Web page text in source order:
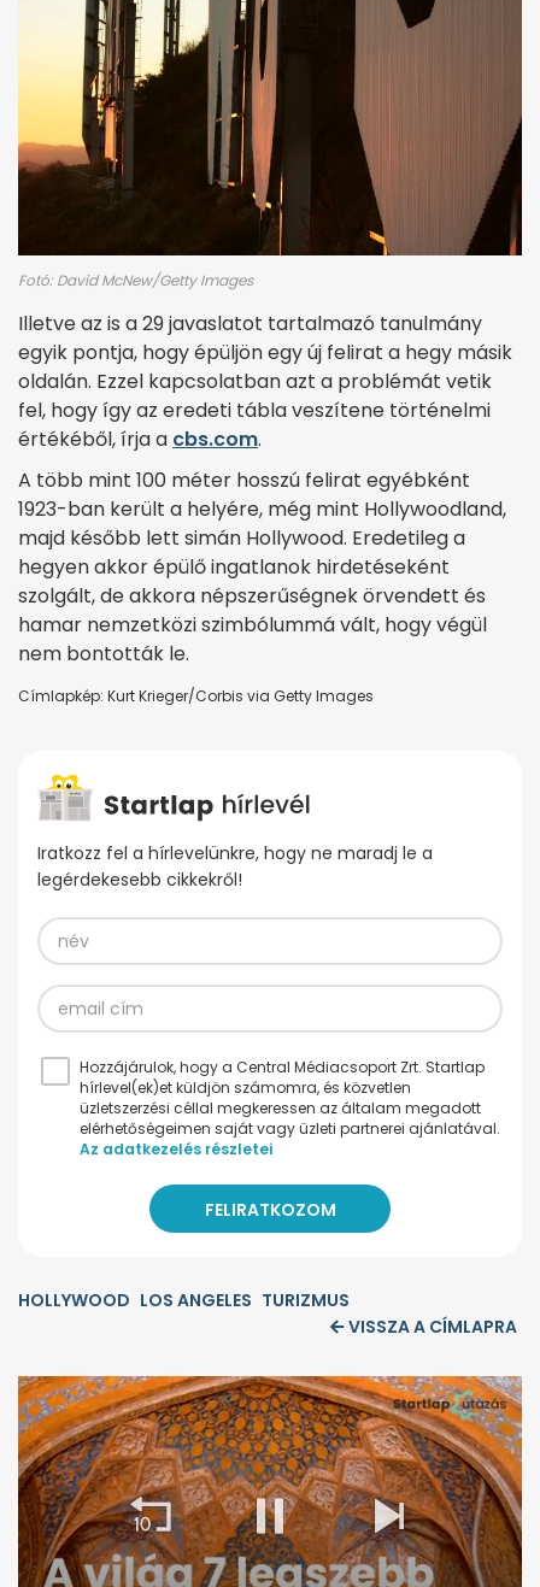
Fotó: David McNew/Getty Images
Illetve az is a 29 javaslatot tartalmazó tanulmány
egyik pontja, hogy épüljön egy új felirat a hegy másik
oldalán. Ezzel kapcsolatban azt a problémát vetik
fel, hogy így az eredeti tábla veszítene történelmi
értékéből, írja a cbs.com.
A több mint 100 méter hosszú felirat egyébként
1923-ban került a helyére, még mint Hollywoodland,
majd később lett simán Hollywood. Eredetileg a
hegyen akkor épülő ingatlanok hirdetéseként
szolgált, de akkora népszerűségnek örvendett és
hamar nemzetközi szimbólummá vált, hogy végül
nem bontották le.
Címlapkép: Kurt Krieger/Corbis via Getty Images
Iratkozz fel a hírlevelünkre, hogy ne maradj le a
legérdekesebb cikkekről!
Hozzájárulok, hogy a Central Médiacsoport Zrt. Startlap
hírlevel(ek)et küldjön számomra, és közvetlen
üzletszerzési céllal megkeressen az általam megadott
elérhetőségeimen saját vagy üzleti partnerei ajánlatával.
Az adatkezelés részletei
HOLLYWOOD LOS ANGELES TURIZMUS
VISSZA A CÍMLAPRA